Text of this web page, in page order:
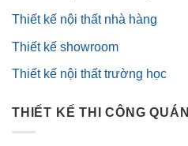
Thiết kế nội thất nhà hàng
Thiết kế showroom
Thiết kế nội thất trường học
THIẾT KẾ THI CÔNG QUÁN